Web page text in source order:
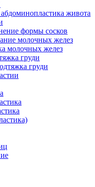
живота
формы сосков
молочных желез
молочных желез
груди
груди